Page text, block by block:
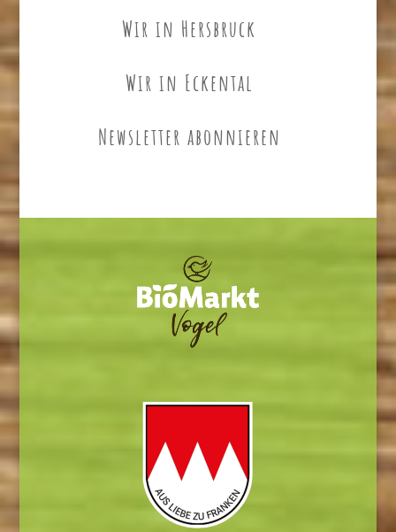
Wir in Hersbruck
Wir in Eckental
Newsletter abonnieren